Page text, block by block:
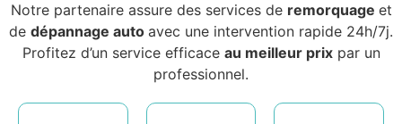
Notre partenaire assure des services de remorquage et
de dépannage auto avec une intervention rapide 24h/7j.
Profitez d’un service efficace au meilleur prixpar un
professionnel.